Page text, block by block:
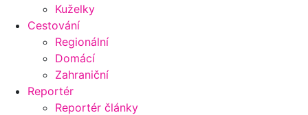
Kuželky
Cestování
Regionální
Domácí
Zahraniční
Reportér
Reportér články